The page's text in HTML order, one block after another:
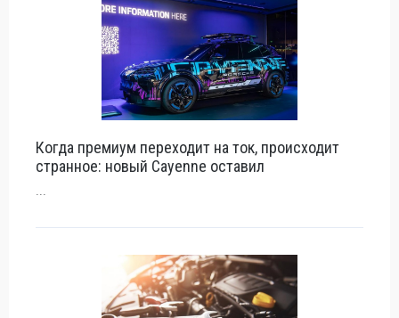
Когда премиум переходит на ток, происходит
странное: новый Cayenne оставил